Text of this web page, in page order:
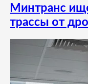
Минтранс
трассы от